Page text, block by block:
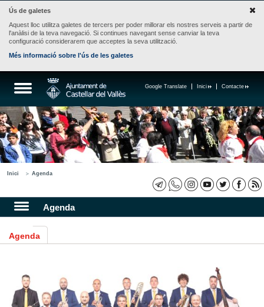
Ús de galetes
Aquest lloc utilitza galetes de tercers per poder millorar els nostres serveis a partir de
l'anàlisi de la teva navegació. Si continues navegant sense canviar la teva
configuració considerarem que acceptes la seva utilització.
Més informació sobre l'ús de les galetes
Contacte
Inici
Google Translate
Inici Agenda
Agenda
Agenda